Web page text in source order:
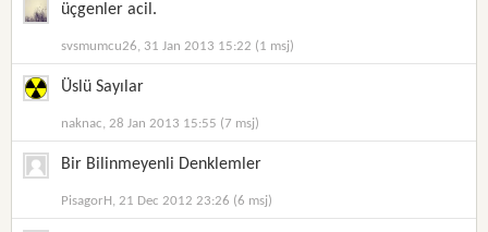
üçgenler acil.
svsmumcu26, 31 Jan 2013 15:22 (1 msj)
Üslü Sayılar
naknac, 28 Jan 2013 15:55 (7 msj)
Bir Bilinmeyenli Denklemler
PisagorH, 21 Dec 2012 23:26 (6 msj)